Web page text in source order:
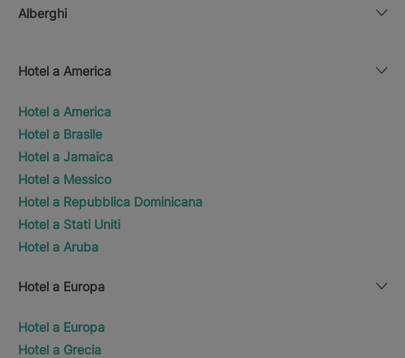
Alberghi
Hotel a America
Hotel a America
Hotel a Brasile
Hotel a Jamaica
Hotel a Messico
Hotel a Repubblica Dominicana
Hotel a Stati Uniti
Hotel a Aruba
Hotel a Europa
Hotel a Europa
Hotel a Grecia